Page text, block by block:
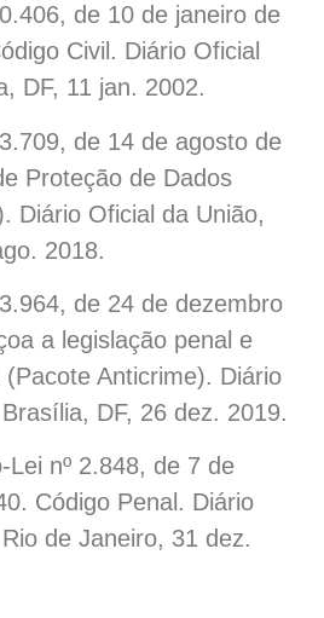
de 10 de janeiro de
Civil. Diário Oficial
DF, 11 jan. 2002.
de 14 de agosto de
Proteção de Dados
Diário Oficial da União,
2018.
de 24 de dezembro
a legislação penal e
Anticrime). Diário
DF, 26 dez. 2019.
Lei nº 2.848, de 7 de
Código Penal. Diário
de Janeiro, 31 dez.